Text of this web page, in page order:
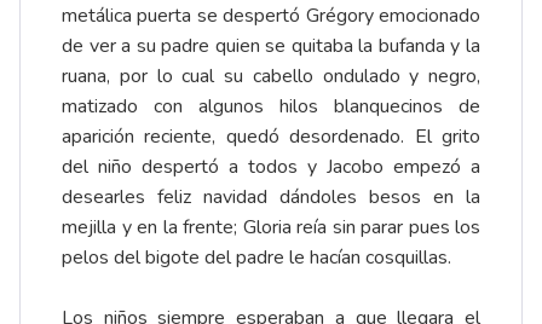
metálica puerta se despertó Grégory emocionado
de ver a su padre quien se quitaba la bufanda y la
ruana, por lo cual su cabello ondulado y negro,
matizado con algunos hilos blanquecinos de
aparición reciente, quedó desordenado. El grito
del niño despertó a todos y Jacobo empezó a
desearles feliz navidad dándoles besos en la
mejilla y en la frente; Gloria reía sin parar pues los
pelos del bigote del padre le hacían cosquillas.
Los niños siempre esperaban a que llegara el